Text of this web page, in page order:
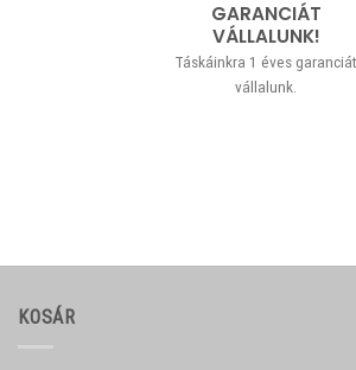
GARANCIÁT
VÁLLALUNK!
Táskáinkra 1 éves garanciát
vállalunk.
KOSÁR